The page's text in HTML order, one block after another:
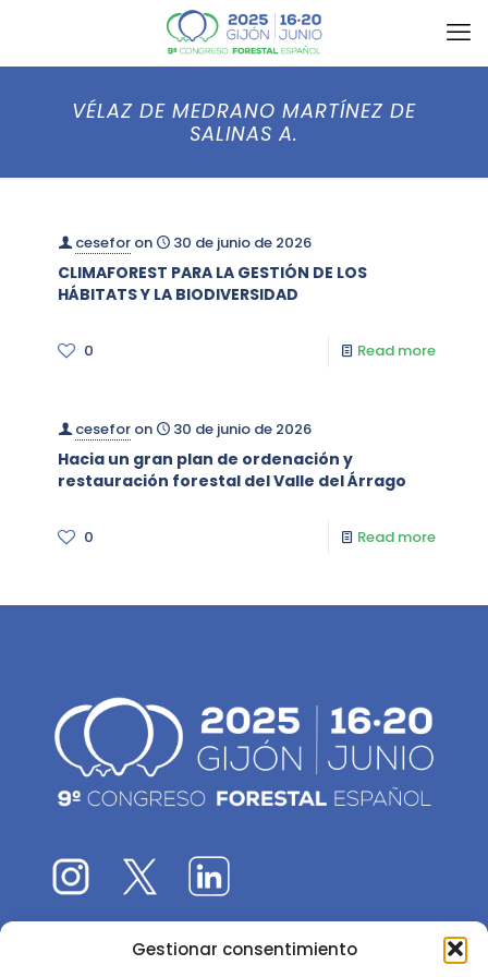
Gestionar consentimiento
VÉLAZ DE MEDRANO MARTÍNEZ DE
SALINAS A.
cesefor on 30 de junio de 2026
CLIMAFOREST PARA LA GESTIÓN DE LOS
HÁBITATS Y LA BIODIVERSIDAD
0 Read more
cesefor on 30 de junio de 2026
Hacia un gran plan de ordenación y
restauración forestal del Valle del Árrago
0 Read more
El 9CFE es una actividad promovida por laSociedad